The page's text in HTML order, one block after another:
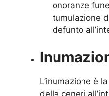
onoranze
tumulazione
defunto
L’inumazione è la
delle ceneri